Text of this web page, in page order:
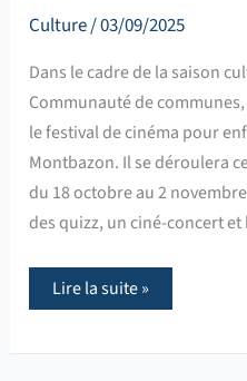
Culture/03/09/2025
Dans le cadre de la saison
Communauté de
le festival de cinéma pour
Montbazon. Il se déroulera
du 18 octobre au 2
des quizz, un ciné-concert
Lire la suite »